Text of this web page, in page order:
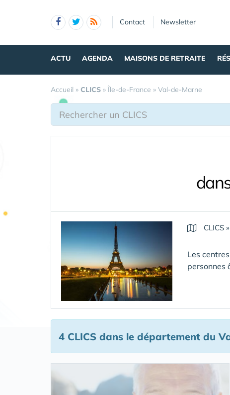
Contact Newsletter
ACTU AGENDA MAISONS DE RETRAITE
Accueil » CLICS » Île-de-France » Val-de-Marne
CLICS
Les
personnes
4 CLICS dans le département du